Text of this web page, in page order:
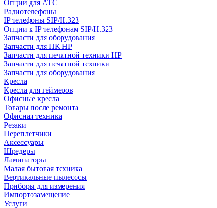
Опции для АТС
Радиотелефоны
IP телефоны SIP/H.323
Опции к IP телефонам SIP/H.323
Запчасти для оборудования
Запчасти для ПК HP
Запчасти для печатной техники HP
Запчасти для печатной техники
Запчасти для оборудования
Кресла
Кресла для геймеров
Офисные кресла
Товары после ремонта
Офисная техника
Резаки
Переплетчики
Аксессуары
Шредеры
Ламинаторы
Малая бытовая техника
Вертикальные пылесосы
Приборы для измерения
Импортозамещение
Услуги